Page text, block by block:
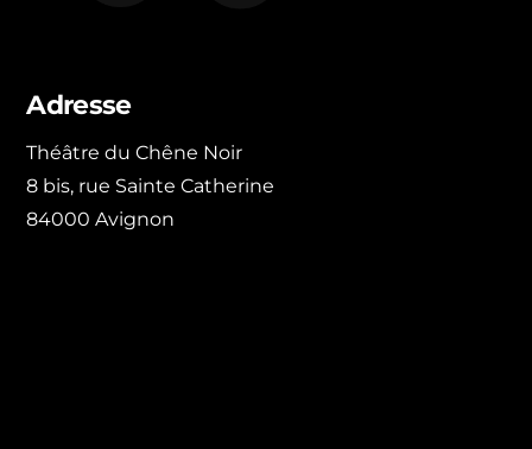
Adresse
Théâtre du Chêne Noir
8 bis, rue Sainte Catherine
84000 Avignon